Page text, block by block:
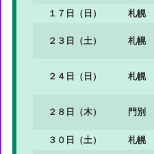
１７日（日）
札幌
２３日（土） 札幌
２４日（日） 札幌
２８日（木） 門別
３０日（土）
札幌